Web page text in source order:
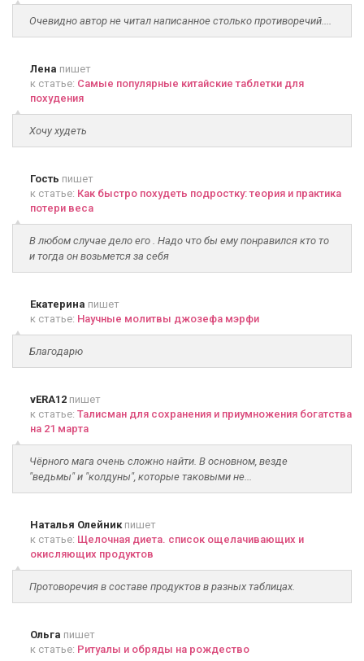
Очевидно автор не читал написанное столько противоречий....
Лена пишет
к статье: Самые популярные китайские таблетки для
похудения
Хочу худеть
Гость пишет
к статье: Как быстро похудеть подростку: теория и практика
потери веса
В любом случае дело его . Надо что бы ему понравился кто то
и тогда он возьмется за себя
Екатерина пишет
к статье: Научные молитвы джозефа мэрфи
Благодарю
vERA12 пишет
к статье: Талисман для сохранения и приумножения богатства
на 21 марта
Чёрного мага очень сложно найти. В основном, везде
"ведьмы" и "колдуны", которые таковыми не...
Наталья Олейникпишет
к статье: Щелочная диета. список ощелачивающих и
окисляющих продуктов
Протоворечия в составе продуктов в разных таблицах.
Ольга пишет
к статье: Ритуалы и обряды на рождество